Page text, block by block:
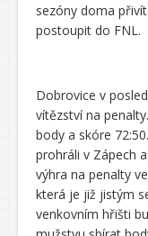
sezóny doma
postoupit do FNL.
Dobrovice v
vítězství na
body a skóre
prohráli v Zápech
výhra na penalty
která je již jistým
venkovním hřišti